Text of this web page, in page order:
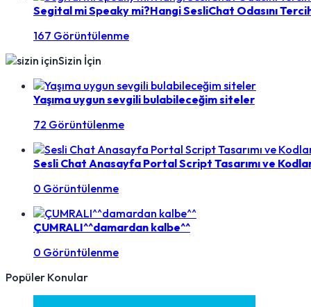
Segital mi Speaky mi?Hangi SesliChat Odasını
167 Görüntülenme
Sizin İçin
Yaşıma uygun sevgili bulabileceğim siteler
72 Görüntülenme
Sesli Chat Anasayfa Portal Script Tasarımı ve
0 Görüntülenme
ÇUMRALI^^damardan kalbe^^
0 Görüntülenme
Popüler Konular